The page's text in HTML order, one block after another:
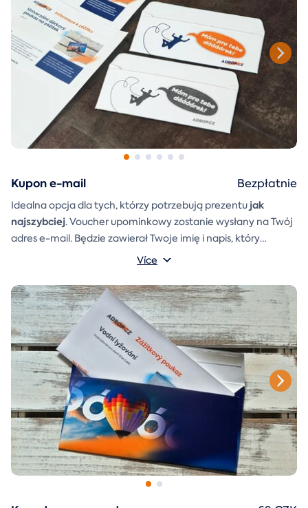
Kupon e-mail
Idealna opcja dla tych, którzy potrzebują prezentu jak
najszybciej. Voucher upominkowy zostanie wysłany na Twój
adres e-mail. Będzie zawierał Twoje imię i napis, który
koperta prezentowa
dołączona do wiadomości e-mail.
Více
Bezpłatnie